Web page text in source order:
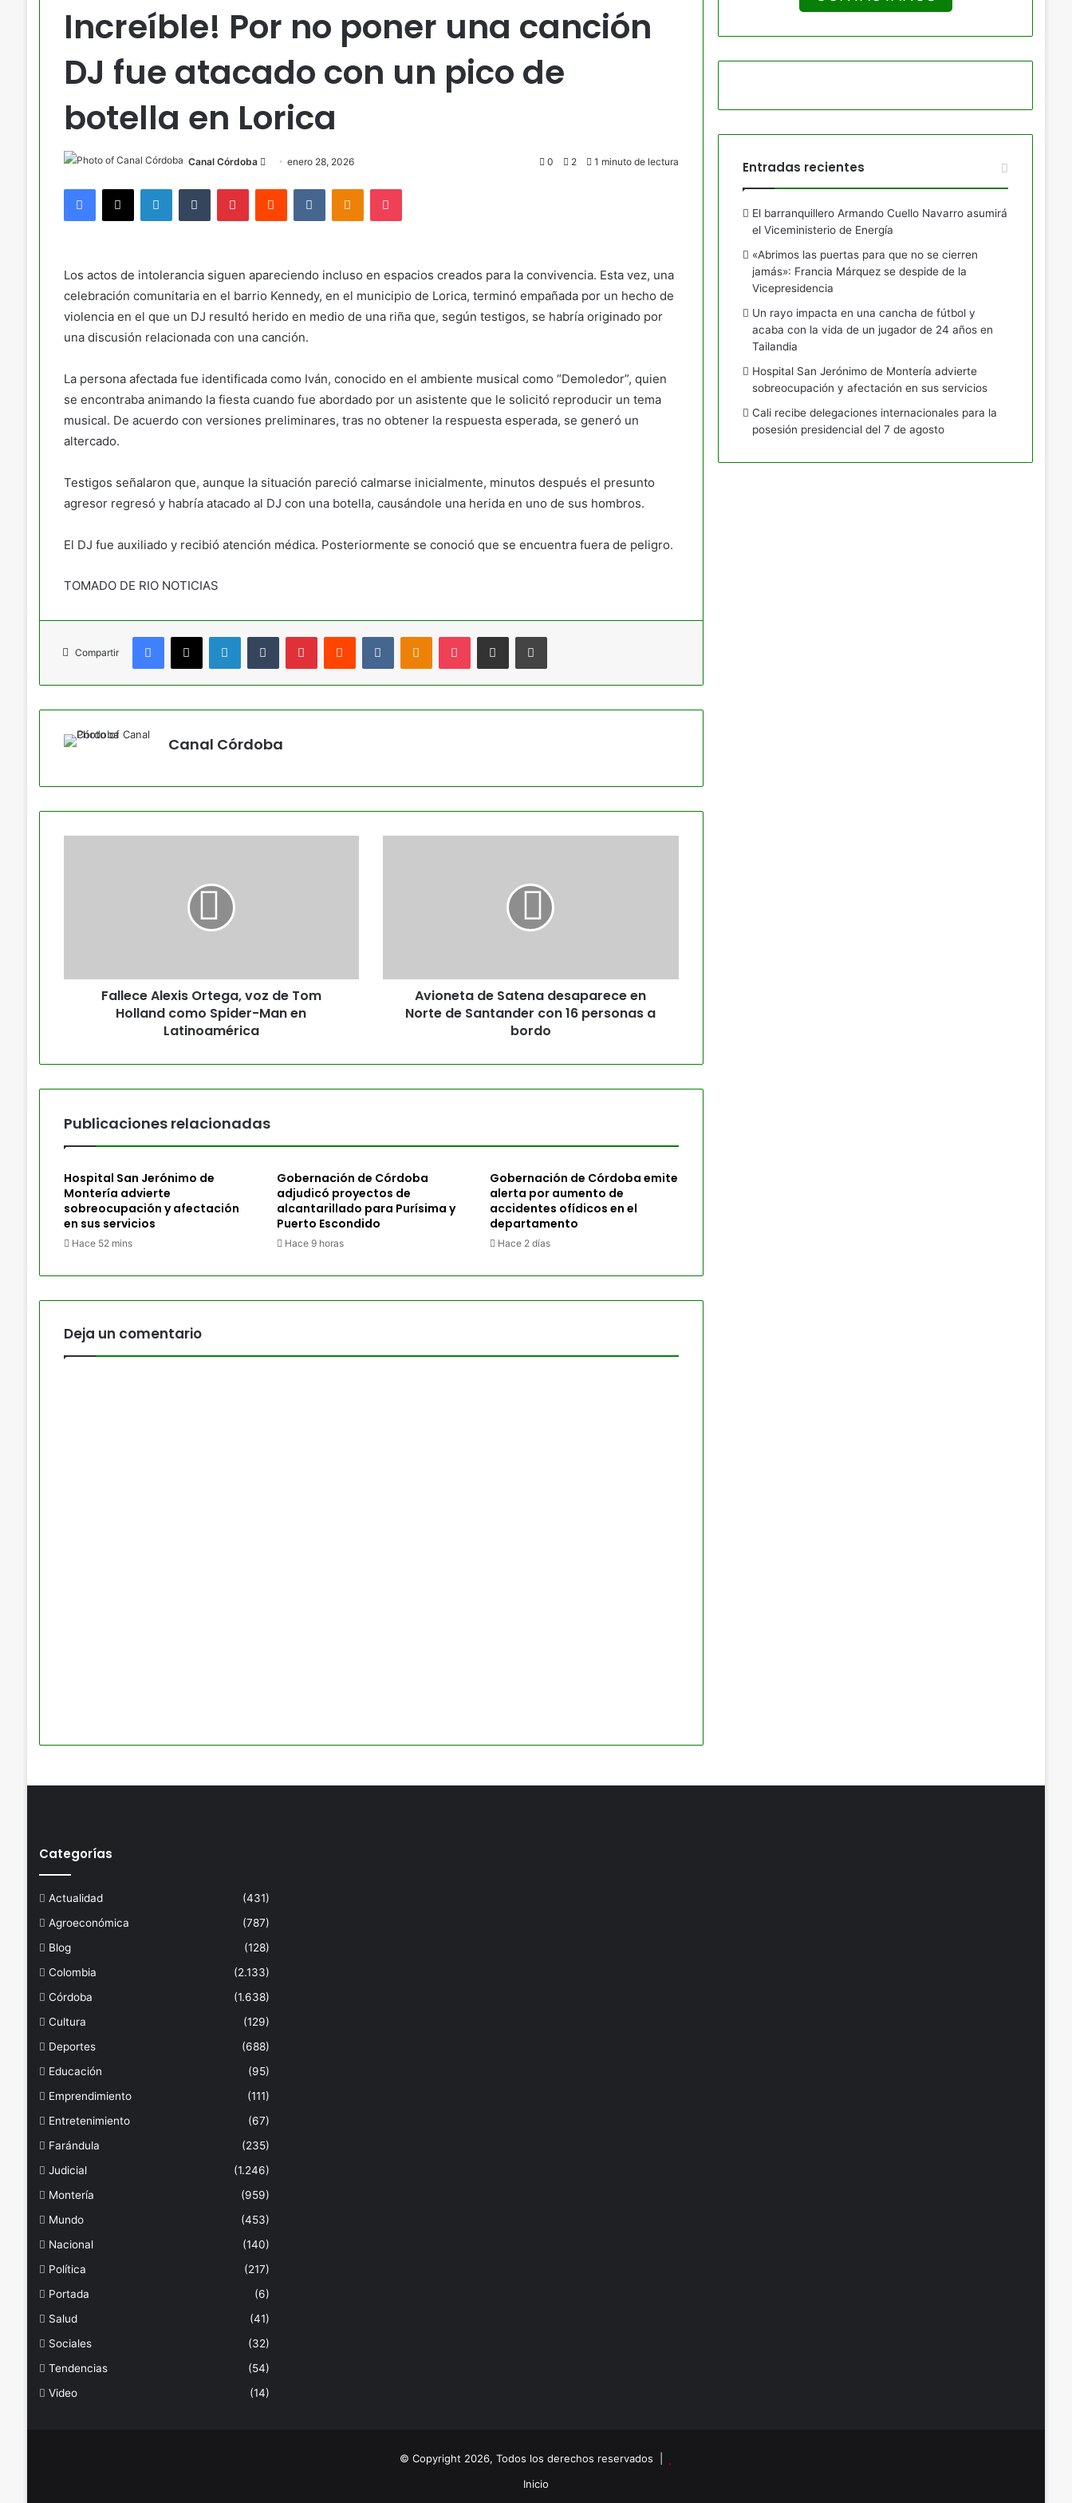
Increíble! Por no poner una canción
DJ fue atacado con un pico de
botella en Lorica
Canal Córdoba Send
email
enero 28, 2026 0 2 1 minuto de lectura
Facebook
X LinkedInTumblr PinterestReddit VKontakteOdnoklassniki
Pocket
Los actos de intolerancia siguen apareciendo incluso en espacios creados para la convivencia. Esta vez, una
celebración comunitaria en el barrio Kennedy, en el municipio de Lorica, terminó empañada por un hecho de
violencia en el que un DJ resultó herido en medio de una riña que, según testigos, se habría originado por
una discusión relacionada con una canción.
La persona afectada fue identificada como Iván, conocido en el ambiente musical como “Demoledor”, quien
se encontraba animando la fiesta cuando fue abordado por un asistente que le solicitó reproducir un tema
musical. De acuerdo con versiones preliminares, tras no obtener la respuesta esperada, se generó un
altercado.
Testigos señalaron que, aunque la situación pareció calmarse inicialmente, minutos después el presunto
agresor regresó y habría atacado al DJ con una botella, causándole una herida en uno de sus hombros.
El DJ fue auxiliado y recibió atención médica. Posteriormente se conoció que se encuentra fuera de peligro.
TOMADO DE RIO NOTICIAS
Compartir
Facebook
X LinkedInTumblr PinterestReddit VKontakteOdnoklassniki
Pocket Compartir por correo electrónicoImprimir
Canal Córdoba
Fallece Alexis Ortega, voz de Tom
Holland como Spider-Man en
Latinoamérica
Avioneta de Satena desaparece en
Norte de Santander con 16 personas a
bordo
Publicaciones relacionadas
Hospital San Jerónimo de
Montería advierte
sobreocupación y afectación
en sus servicios
Hace 52 mins
Gobernación de Córdoba
adjudicó proyectos de
alcantarillado para Purísima y
Puerto Escondido
Hace 9 horas
Gobernación de Córdoba emite
alerta por aumento de
accidentes ofídicos en el
departamento
Hace 2 días
Deja un comentario
Entradas recientes
El barranquillero Armando Cuello Navarro asumirá
el Viceministerio de Energía
«Abrimos las puertas para que no se cierren
jamás»: Francia Márquez se despide de la
Vicepresidencia
Un rayo impacta en una cancha de fútbol y
acaba con la vida de un jugador de 24 años en
Tailandia
Hospital San Jerónimo de Montería advierte
sobreocupación y afectación en sus servicios
Cali recibe delegaciones internacionales para la
posesión presidencial del 7 de agosto
Categorías
Actualidad
(431)
Agroeconómica
(787)
Blog
(128)
Colombia
(2.133)
Córdoba
(1.638)
Cultura
(129)
Deportes
(688)
Educación
(95)
Emprendimiento
(111)
Entretenimiento
(67)
Farándula
(235)
Judicial
(1.246)
Montería
(959)
Mundo
(453)
Nacional
(140)
Política
(217)
Portada
(6)
Salud
(41)
Sociales
(32)
Tendencias
(54)
Video
(14)
© Copyright 2026, Todos los derechos reservados |
Inicio